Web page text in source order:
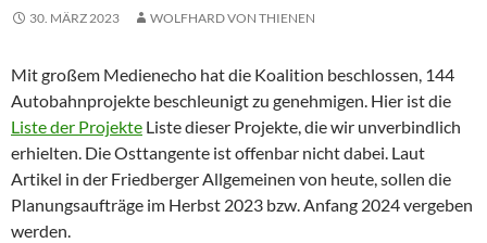
30. MÄRZ 2023 WOLFHARD VON THIENEN
Mit großem Medienecho hat die Koalition beschlossen, 144
Autobahnprojekte beschleunigt zu genehmigen. Hier ist die
Liste der Projekte Liste dieser Projekte, die wir unverbindlich
erhielten. Die Osttangente ist offenbar nicht dabei. Laut
Artikel in der Friedberger Allgemeinen von heute, sollen die
Planungsaufträge im Herbst 2023 bzw. Anfang 2024 vergeben
werden.